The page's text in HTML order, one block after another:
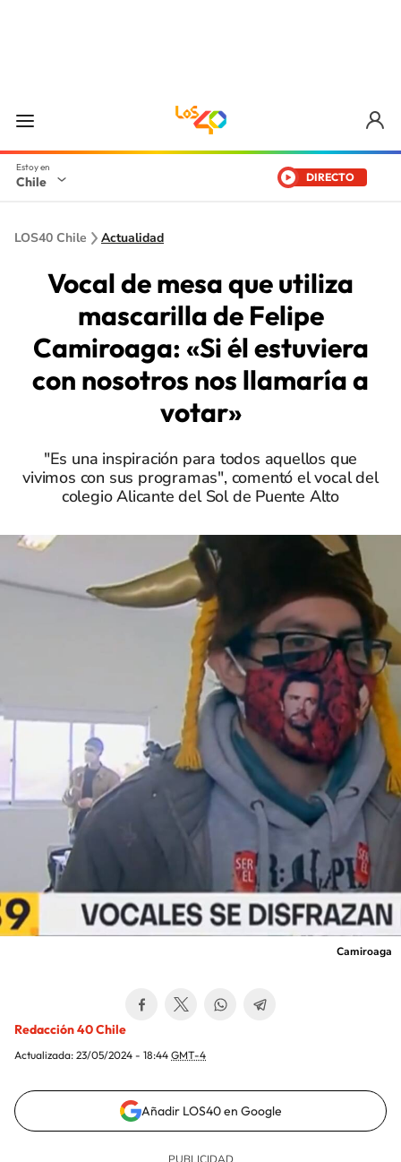
Chile DIRECTO
LOS40 Chile Actualidad
Vocal de mesa que utiliza
mascarilla de Felipe
Camiroaga: «Si él estuviera
con nosotros nos llamaría a
votar»
"Es una inspiración para todos aquellos que
vivimos con sus programas", comentó el vocal del
colegio Alicante del Sol de Puente Alto
Camiroaga
Redacción 40 Chile
Actualizada: 23/05/2024 - 18:44 GMT-4
Añadir LOS40 en Google